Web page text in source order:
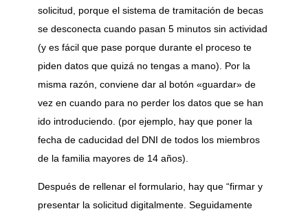
solicitud, porque el sistema de tramitación de becas
se desconecta cuando pasan 5 minutos sin actividad
(y es fácil que pase porque durante el proceso te
piden datos que quizá no tengas a mano). Por la
misma razón, conviene dar al botón «guardar» de
vez en cuando para no perder los datos que se han
ido introduciendo. (por ejemplo, hay que poner la
fecha de caducidad del DNI de todos los miembros
de la familia mayores de 14 años).
Después de rellenar el formulario, hay que “firmar y
presentar la solicitud digitalmente. Seguidamente